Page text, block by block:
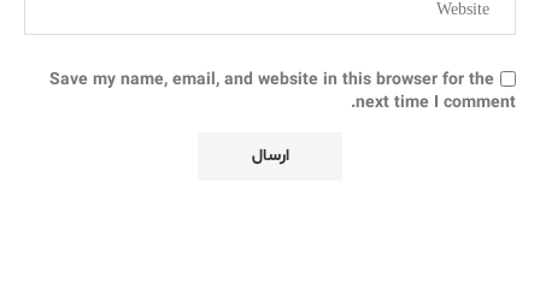
Save my name, email, and website in this browser for the
next time I comment.